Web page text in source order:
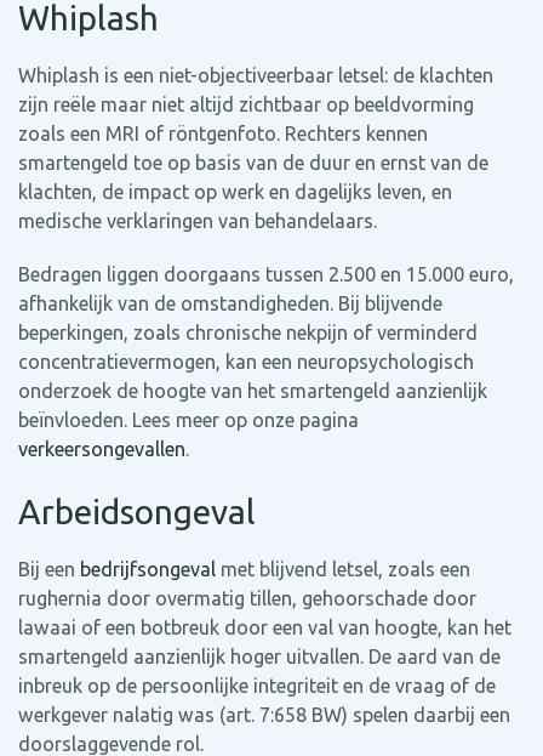
Whiplash
Whiplash is een niet-objectiveerbaar letsel: de klachten
zijn reële maar niet altijd zichtbaar op beeldvorming
zoals een MRI of röntgenfoto. Rechters kennen
smartengeld toe op basis van de duur en ernst van de
klachten, de impact op werk en dagelijks leven, en
medische verklaringen van behandelaars.
Bedragen liggen doorgaans tussen 2.500 en 15.000 euro,
afhankelijk van de omstandigheden. Bij blijvende
beperkingen, zoals chronische nekpijn of verminderd
concentratievermogen, kan een neuropsychologisch
onderzoek de hoogte van het smartengeld aanzienlijk
beïnvloeden. Lees meer op onze pagina
verkeersongevallen.
Arbeidsongeval
Bij een bedrijfsongeval met blijvend letsel, zoals een
rughernia door overmatig tillen, gehoorschade door
lawaai of een botbreuk door een val van hoogte, kan het
smartengeld aanzienlijk hoger uitvallen. De aard van de
inbreuk op de persoonlijke integriteit en de vraag of de
werkgever nalatig was (art. 7:658 BW) spelen daarbij een
doorslaggevende rol.